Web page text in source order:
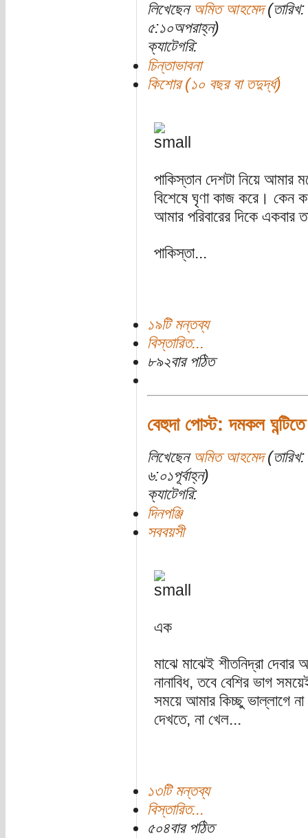
লিখেছেন অমিত আহমেদ
৫:১০অপরাহ্ন)
ক্যাটেগরি:
চিন্তাভাবনা
কিশোর (১০ বছর বা তদুর্দ্ধ)
পাকিস্তান দেশটা নিয়ে আমার
বিশেষে ঘৃণা কাজ করে। কেন
আমার পরিবারের দিকে একবার
পাকিস্তা...
১৯টি মন্তব্য
বিস্তারিত...
৮৯২বার পঠিত
বেহুদা পোস্ট: দমকল
লিখেছেন অমিত আহমেদ
৬:০১পূর্বাহ্ন)
ক্যাটেগরি:
দিনপঞ্জি
সববয়সী
এক
মাঝে মাঝেই শীতনিদ্রা
নানাবিধ, তবে বেশির ভাগ
সময়ে আমার কিচ্ছু ভাল্লাগে
দেখতে, না খেল...
১৩টি মন্তব্য
বিস্তারিত...
৫০৪বার পঠিত